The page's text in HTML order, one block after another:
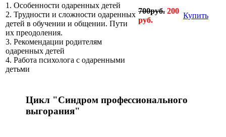
1. Особенности одаренных детей
2. Трудности и сложности одаренных
детей в обучении и общении. Пути
их преодоления.
3. Рекомендации родителям
одаренных детей
4. Работа психолога с одаренными
детьми
700руб. 200
руб.
Купить
Цикл "Синдром профессионального
выгорания"